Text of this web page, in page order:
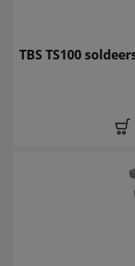
TBS TS100